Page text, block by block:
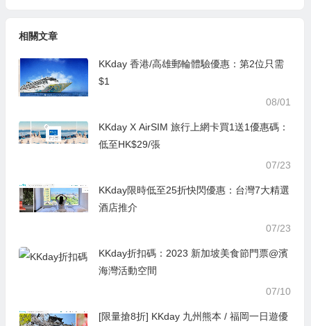
相關文章
KKday 香港/高雄郵輪體驗優惠：第2位只需
$1
08/01
KKday X AirSIM 旅行上網卡買1送1優惠碼：
低至HK$29/張
07/23
KKday限時低至25折快閃優惠：台灣7大精選
酒店推介
07/23
KKday折扣碼：2023 新加坡美食節門票@濱
海灣活動空間
07/10
[限量搶8折] KKday 九州熊本 / 福岡一日遊優